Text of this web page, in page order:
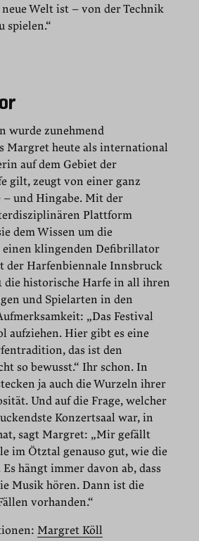
Welt ist – von der Technik
spielen.“
wurde zunehmend
Margret heute als international
auf dem Gebiet der
gilt, zeugt von einer ganz
– und Hingabe. Mit der
Plattform
dem Wissen um die
einen klingenden Defibrillator
der Harfenbiennale Innsbruck
die historische Harfe in all ihren
und Spielarten in den
„Das Festival
aufziehen. Hier gibt es eine
das ist den
so bewusst.“ Ihr schon. In
ja auch die Wurzeln ihrer
Und auf die Frage, welcher
Konzertsaal war, in
sagt Margret: „Mir gefällt
im Ötztal genauso gut, wie die
hängt immer davon ab, dass
Musik hören. Dann ist die
vorhanden.“
Margret Köll